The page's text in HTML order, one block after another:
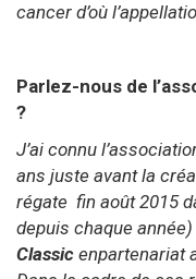
cancer d’où
Parlez-nous de
?
J’ai connu
ans juste avant la
régate fin août 2015
depuis chaque
Classic enpartenariat